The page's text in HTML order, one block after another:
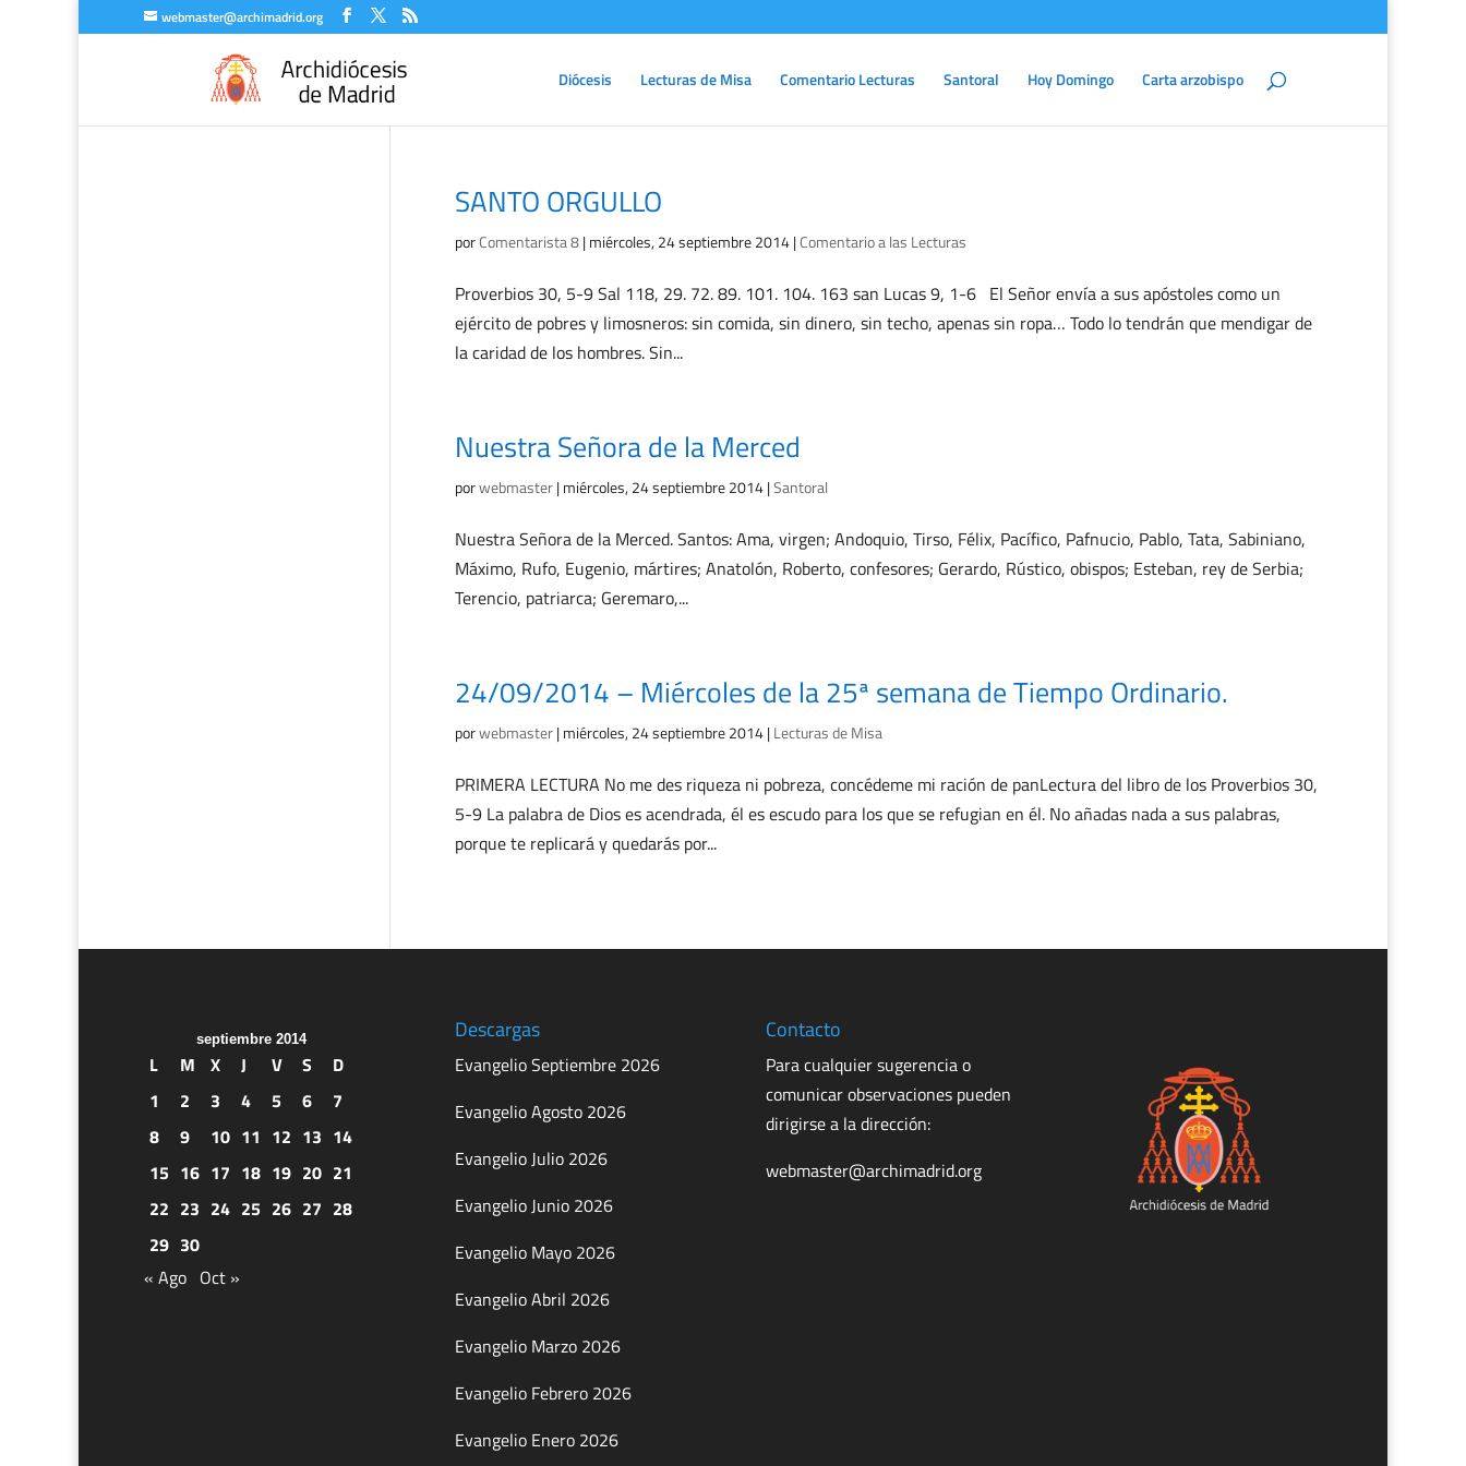
webmaster@archimadrid.org
Diócesis Lecturas de Misa Comentario Lecturas Santoral Hoy Domingo Carta arzobispo
SANTO ORGULLO
porComentarista 8|miércoles, 24 septiembre 2014|Comentario a las Lecturas
Proverbios 30, 5-9 Sal 118, 29. 72. 89. 101. 104. 163 san Lucas 9, 1-6 El Señor envía a sus apóstoles como un
ejército de pobres y limosneros: sin comida, sin dinero, sin techo, apenas sin ropa… Todo lo tendrán que mendigar de
la caridad de los hombres. Sin...
Nuestra Señora de la Merced
porwebmaster|miércoles, 24 septiembre 2014|Santoral
Nuestra Señora de la Merced. Santos: Ama, virgen; Andoquio, Tirso, Félix, Pacífico, Pafnucio, Pablo, Tata, Sabiniano,
Máximo, Rufo, Eugenio, mártires; Anatolón, Roberto, confesores; Gerardo, Rústico, obispos; Esteban, rey de Serbia;
Terencio, patriarca; Geremaro,...
24/09/2014 – Miércoles de la 25ª semana de Tiempo Ordinario.
porwebmaster|miércoles, 24 septiembre 2014|Lecturas de Misa
PRIMERA LECTURA No me des riqueza ni pobreza, concédeme mi ración de panLectura del libro de los Proverbios 30,
5-9 La palabra de Dios es acendrada, él es escudo para los que se refugian en él. No añadas nada a sus palabras,
porque te replicará y quedarás por...
septiembre 2014
L M X J V S
D
1
2 3 4 5 6
7
8
9 10 11 12 13 14
15 16 17 18 19 20 21
22 23 24 25 26 27 28
29 30
« Ago Oct »
Descargas
Evangelio Septiembre 2026
Evangelio Agosto 2026
Evangelio Julio 2026
Evangelio Junio 2026
Evangelio Mayo 2026
Evangelio Abril 2026
Evangelio Marzo 2026
Evangelio Febrero 2026
Evangelio Enero 2026
Contacto
Para cualquier sugerencia o
comunicar observaciones pueden
dirigirse a la dirección:
webmaster@archimadrid.org